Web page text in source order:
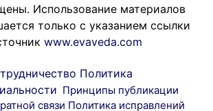
Использование материалов
только с указанием ссылки
www.evaveda.com
Политика
Принципы публикации
связи Политика исправлений